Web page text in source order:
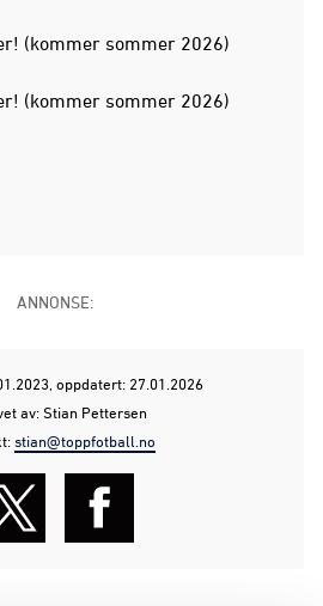
(kommer sommer 2026)
(kommer sommer 2026)
ANNONSE:
, oppdatert: 27.01.2026
av: Stian Pettersen
stian@toppfotball.no